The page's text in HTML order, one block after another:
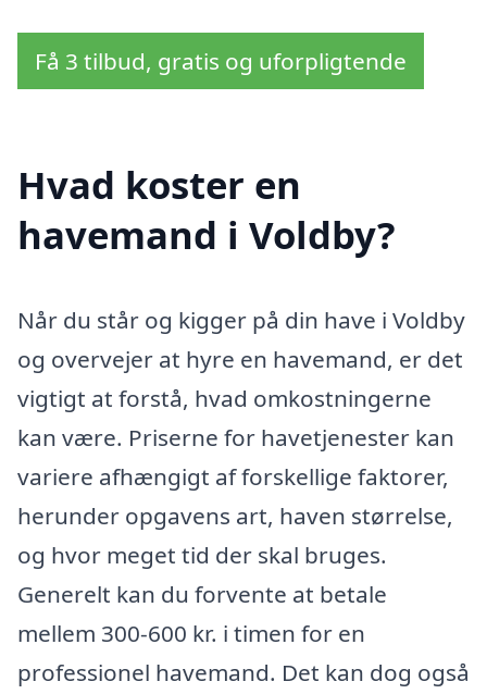
Få 3 tilbud, gratis og uforpligtende
Hvad koster en
havemand i Voldby?
Når du står og kigger på din have i Voldby
og overvejer at hyre en havemand, er det
vigtigt at forstå, hvad omkostningerne
kan være. Priserne for havetjenester kan
variere afhængigt af forskellige faktorer,
herunder opgavens art, haven størrelse,
og hvor meget tid der skal bruges.
Generelt kan du forvente at betale
mellem 300-600 kr. i timen for en
professionel havemand. Det kan dog også